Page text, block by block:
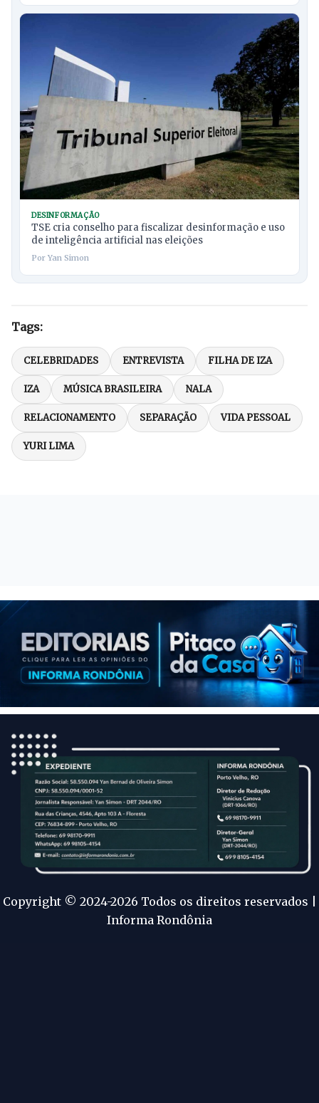
DESINFORMAÇÃO
TSE cria conselho para fiscalizar desinformação e uso
de inteligência artificial nas eleições
Por Yan Simon
Tags:
CELEBRIDADES ENTREVISTA FILHA DE IZA
IZA MÚSICA BRASILEIRA NALA
RELACIONAMENTO SEPARAÇÃO VIDA PESSOAL
YURI LIMA
Copyright © 2024-2026 Todos os direitos reservados |
Informa Rondônia